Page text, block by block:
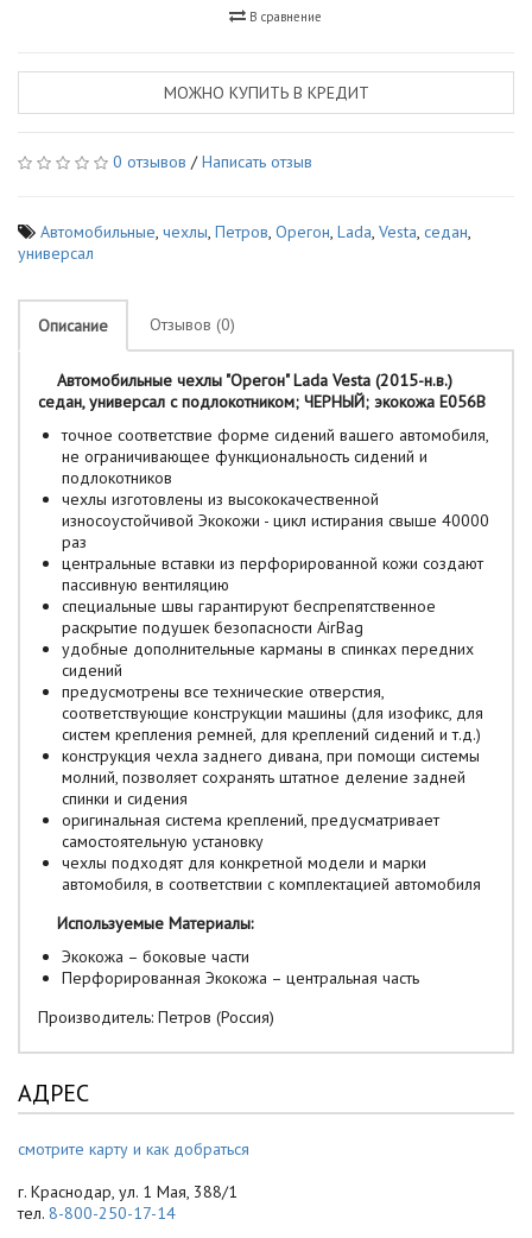
В сравнение
МОЖНО КУПИТЬ В КРЕДИТ
0 отзывов /Написать отзыв
Автомобильные, чехлы, Петров, Орегон, Lada, Vesta, седан,
универсал
Описание Отзывов (0)
Автомобильные чехлы "Орегон" Lada Vesta (2015-н.в.)
седан, универсал с подлокотником; ЧЕРНЫЙ; экокожа E056B
точное соответствие форме сидений вашего автомобиля,
не ограничивающее функциональность сидений и
подлокотников
чехлы изготовлены из высококачественной
износоустойчивой Экокожи - цикл истирания свыше 40000
раз
центральные вставки из перфорированной кожи создают
пассивную вентиляцию
специальные швы гарантируют беспрепятственное
раскрытие подушек безопасности AirBag
удобные дополнительные карманы в спинках передних
сидений
предусмотрены все технические отверстия,
соответствующие конструкции машины (для изофикс, для
систем крепления ремней, для креплений сидений и т.д.)
конструкция чехла заднего дивана, при помощи системы
молний, позволяет сохранять штатное деление задней
спинки и сидения
оригинальная система креплений, предусматривает
самостоятельную установку
чехлы подходят для конкретной модели и марки
автомобиля, в соответствии с комплектацией автомобиля
Используемые Материалы:
Экокожа – боковые части
Перфорированная Экокожа – центральная часть
Производитель: Петров (Россия)
АДРЕС
смотрите карту и как добраться
г. Краснодар, ул. 1 Мая, 388/1
тел. 8-800-250-17-14